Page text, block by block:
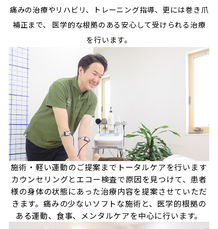
痛みの治療やリハビリ、トレーニング指導、更には巻き爪
補正まで、
医学的な根拠のある安心して受けられる治療
を行います。
施術・軽い運動のご提案まで トータルケアを行います
カウンセリングとエコー検査で原因を見つけて、患者
様の身体の状態にあった治療内容を提案させていただ
きます。痛みの少ないソフトな施術と、医学的根拠の
ある運動、食事、メンタルケアを中心に行います。